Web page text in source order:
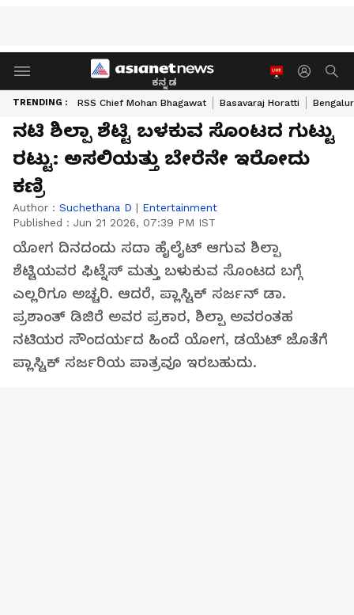
ಕನ್ನಡ
TRENDING : RSS Chief Mohan Bhagawat Basavaraj Horatti
ನಟಿ ಶಿಲ್ಪಾ ಶೆಟ್ಟಿ ಬಳಕುವ ಸೊಂಟದ ಗುಟ್ಟು
ರಟ್ಟು: ಅಸಲಿಯತ್ತು ಬೇರೆನೇ ಇರೋದು
ಕಣ್ರಿ
Author : Suchethana D | Entertainment
Published : Jun 21 2026, 07:39 PM IST
ಯೋಗ ದಿನದಂದು ಸದಾ ಹೈಲೈಟ್ ಆಗುವ ಶಿಲ್ಪಾ
ಶೆಟ್ಟಿಯವರ ಫಿಟ್ನೆಸ್ ಮತ್ತು ಬಳುಕುವ ಸೊಂಟದ ಬಗ್ಗೆ
ಎಲ್ಲರಿಗೂ ಅಚ್ಚರಿ. ಆದರೆ, ಪ್ಲಾಸ್ಟಿಕ್ ಸರ್ಜನ್ ಡಾ.
ಪ್ರಶಾಂತ್ ಡಿಜಿರೆ ಅವರ ಪ್ರಕಾರ, ಶಿಲ್ಪಾ ಅವರಂತಹ
ನಟಿಯರ ಸೌಂದರ್ಯದ ಹಿಂದೆ ಯೋಗ, ಡಯೆಟ್ ಜೊತೆಗೆ
ಪ್ಲಾಸ್ಟಿಕ್ ಸರ್ಜರಿಯ ಪಾತ್ರವೂ ಇರಬಹುದು.